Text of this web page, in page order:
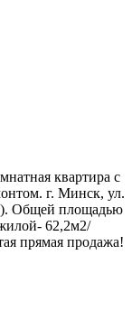
квартира с
г. Минск, ул.
Общей площадью
62,2м2/
прямая продажа!